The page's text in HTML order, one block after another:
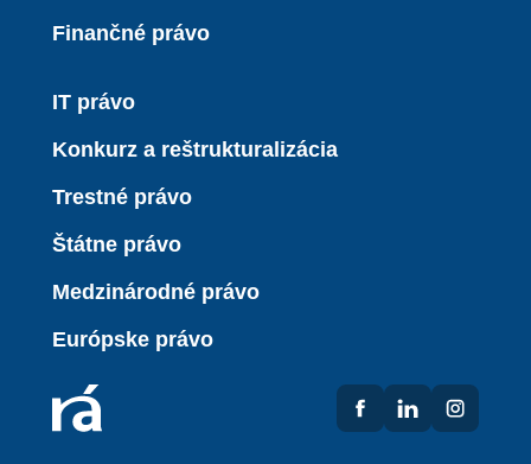
Finančné právo
IT právo
Konkurz a reštrukturalizácia
Trestné právo
Štátne právo
Medzinárodné právo
Európske právo